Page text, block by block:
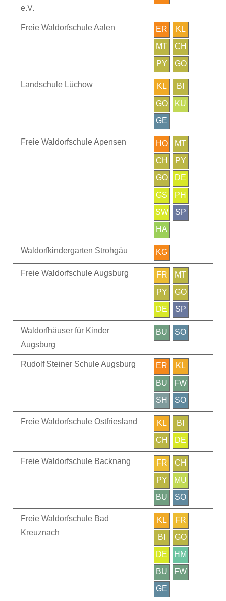
e.V.
Freie Waldorfschule Aalen ER
KL
MT
CH
PY
GO
Landschule Lüchow KL
BI
GO
KU
GE
Freie Waldorfschule Apensen HO
MT
CH
PY
GO
DE
GS
PH
SW
SP
HA
Waldorfkindergarten Strohgäu KG
Freie Waldorfschule Augsburg FR
MT
PY
GO
DE
SP
Waldorfhäuser für Kinder
Augsburg
BU SO
Rudolf Steiner Schule Augsburg ER
KL
BU
FW
SH
SO
Freie Waldorfschule Ostfriesland KL
BI
CH
DE
Freie Waldorfschule Backnang FR
CH
PY
MU
BU
SO
Freie Waldorfschule Bad
Kreuznach
KL
FR
BI
GO
DE
HM
BU
FW
GE